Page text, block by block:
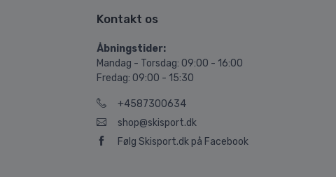
Kontakt os
Åbningstider:
Mandag - Torsdag: 09:00 - 16:00
Fredag: 09:00 - 15:30
+4587300634
shop@skisport.dk
Følg Skisport.dk på Facebook